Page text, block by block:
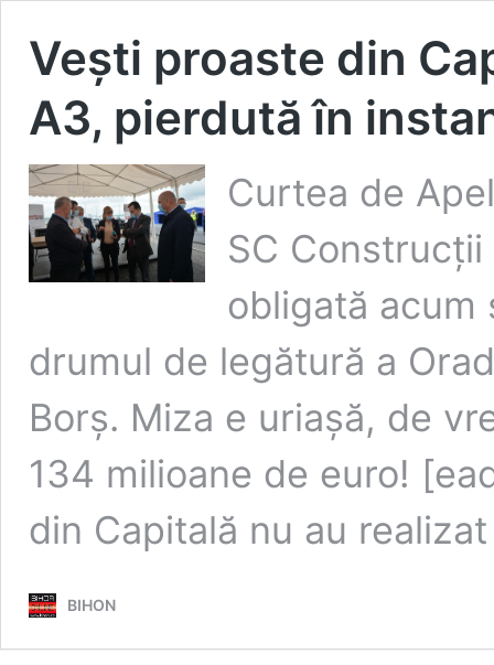
Vești proaste din
A3, pierdută în
Curtea de
SC Construcții
obligată acum
drumul de legătură a
Borș. Miza e uriașă, de
134 milioane de euro!
din Capitală nu au
BIHON